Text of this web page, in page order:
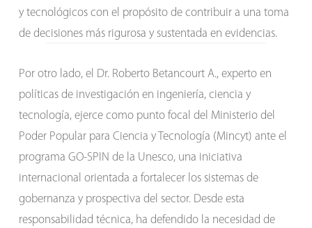
y tecnológicos con el propósito de contribuir a una toma
de decisiones más rigurosa y sustentada en evidencias.
Por otro lado, el Dr. Roberto Betancourt A., experto en
políticas de investigación en ingeniería, ciencia y
tecnología, ejerce como punto focal del Ministerio del
Poder Popular para Ciencia y Tecnología (Mincyt) ante el
programa GO-SPIN de la Unesco, una iniciativa
internacional orientada a fortalecer los sistemas de
gobernanza y prospectiva del sector. Desde esta
responsabilidad técnica, ha defendido la necesidad de